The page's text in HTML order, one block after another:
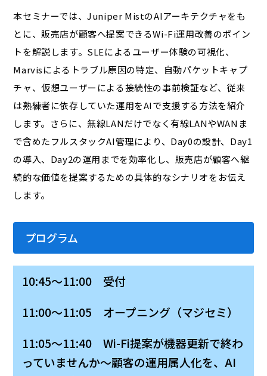
本セミナーでは、Juniper MistのAIアーキテクチャをも
とに、販売店が顧客へ提案できるWi-Fi運用改善のポイン
トを解説します。SLEによるユーザー体験の可視化、
Marvisによるトラブル原因の特定、自動パケットキャプ
チャ、仮想ユーザーによる接続性の事前検証など、従来
は熟練者に依存していた運用をAIで支援する方法を紹介
します。さらに、無線LANだけでなく有線LANやWANま
で含めたフルスタックAI管理により、Day0の設計、Day1
の導入、Day2の運用までを効率化し、販売店が顧客へ継
続的な価値を提案するための具体的なシナリオをお伝え
します。
プログラム
10:45～11:00 受付
11:00～11:05 オープニング（マジセミ）
11:05～11:40 Wi-Fi提案が機器更新で終わ
っていませんか～顧客の運用属人化を、AI